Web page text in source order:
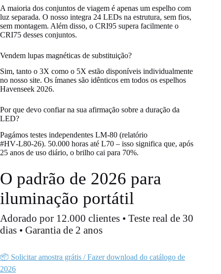
A maioria dos conjuntos de viagem é apenas um espelho com
luz separada. O nosso integra 24 LEDs na estrutura, sem fios,
sem montagem. Além disso, o CRI95 supera facilmente o
CRI75 desses conjuntos.
Vendem lupas magnéticas de substituição?
Sim, tanto o 3X como o 5X estão disponíveis individualmente
no nosso site. Os ímanes são idênticos em todos os espelhos
Havenseek 2026.
Por que devo confiar na sua afirmação sobre a duração da
LED?
Pagámos testes independentes LM‑80 (relatório
#HV‑L80‑26). 50.000 horas até L70 – isso significa que, após
25 anos de uso diário, o brilho cai para 70%.
O padrão de 2026 para
iluminação portátil
Adorado por 12.000 clientes • Teste real de 30
dias • Garantia de 2 anos
📦 Solicitar amostra grátis / Fazer download do catálogo de
2026